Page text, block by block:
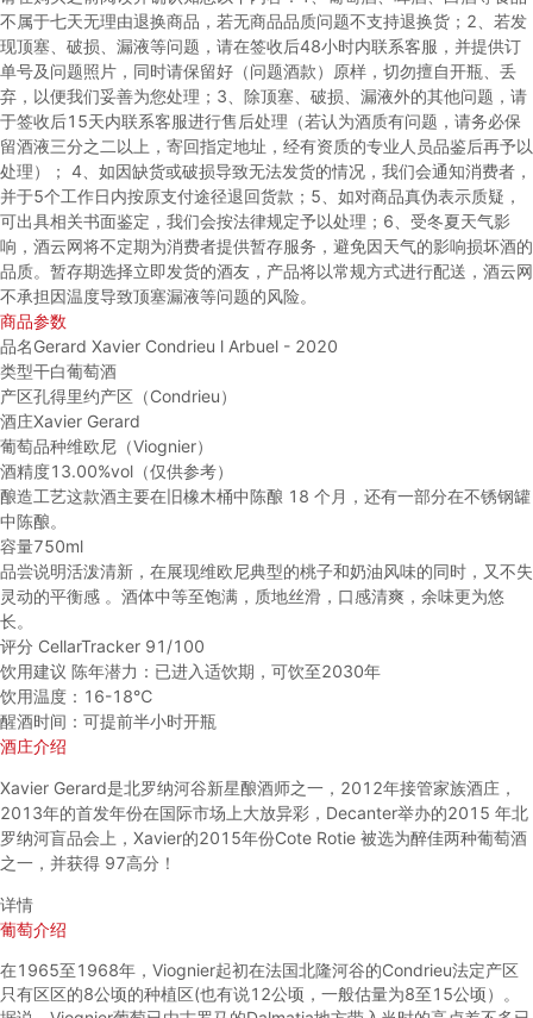
不属于七天无理由退换商品，若无商品品质问题不支持退换货； 2、若发
现顶塞、破损、漏液等问题，请在签收后48小时内联系客服，并提供订
单号及问题照片，同时请保留好（问题酒款）原样，切勿擅自开瓶、丢
弃，以便我们妥善为您处理； 3、除顶塞、破损、漏液外的其他问题，请
于签收后15天内联系客服进行售后处理（若认为酒质有问题，请务必保
留酒液三分之二以上，寄回指定地址，经有资质的专业人员品鉴后再予以
处理）； 4、如因缺货或破损导致无法发货的情况，我们会通知消费者，
并于5个工作日内按原支付途径退回货款； 5、如对商品真伪表示质疑，
可出具相关书面鉴定，我们会按法律规定予以处理； 6、受冬夏天气影
响，酒云网将不定期为消费者提供暂存服务，避免因天气的影响损坏酒的
品质。暂存期选择立即发货的酒友，产品将以常规方式进行配送，酒云网
不承担因温度导致顶塞漏液等问题的风险。
商品参数
品名Gerard Xavier Condrieu l Arbuel - 2020
类型干白葡萄酒
产区孔得里约产区（Condrieu）
酒庄Xavier Gerard
葡萄品种维欧尼（Viognier）
酒精度13.00%vol（仅供参考）
酿造工艺这款酒主要在旧橡木桶中陈酿 18 个月，还有一部分在不锈钢罐
中陈酿。
容量750ml
品尝说明活泼清新，在展现维欧尼典型的桃子和奶油风味的同时，又不失
灵动的平衡感 。酒体中等至饱满，质地丝滑，口感清爽，余味更为悠
长。
评分 CellarTracker 91/100
饮用建议 陈年潜力：已进入适饮期，可饮至2030年
饮用温度：16-18℃
醒酒时间：可提前半小时开瓶
酒庄介绍
Xavier Gerard是北罗纳河谷新星酿酒师之一，2012年接管家族酒庄，
2013年的首发年份在国际市场上大放异彩，Decanter举办的2015 年北
罗纳河盲品会上，Xavier的2015年份Cote Rotie 被选为醉佳两种葡萄酒
之一，并获得 97高分！
详情
葡萄介绍
在1965至1968年，Viognier起初在法国北隆河谷的Condrieu法定产区
只有区区的8公顷的种植区(也有说12公顷，一般估量为8至15公顷）。